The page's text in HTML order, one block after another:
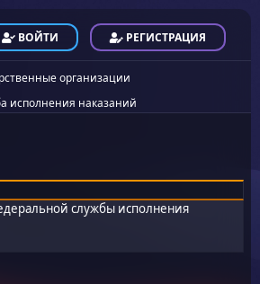
ВОЙТИ РЕГИСТРАЦИЯ
организации
исполнения наказаний
службы исполнения